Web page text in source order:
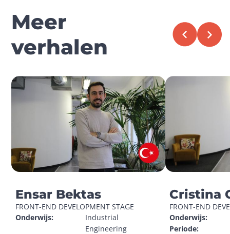
Meer
verhalen
Ensar Bektas
FRONT-END DEVELOPMENT STAGE
Onderwijs:
Industrial
Engineering
Cristina
FRONT-END
Onderwijs:
Periode: